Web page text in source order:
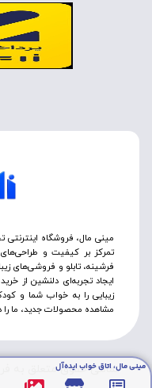
مینی مال، فروشگاه
تمرکز بر کیفیت و طراحی‌های
فرشینه، تابلو و فروشی‌های
ایجاد تجربه‌ای دلنشین از
زیبایی را به خواب شما و
مشاهده محصولات جدید، ما را
تمامی حقوق متعلق به
مینی مال، اتاق خواب ایده‌آل